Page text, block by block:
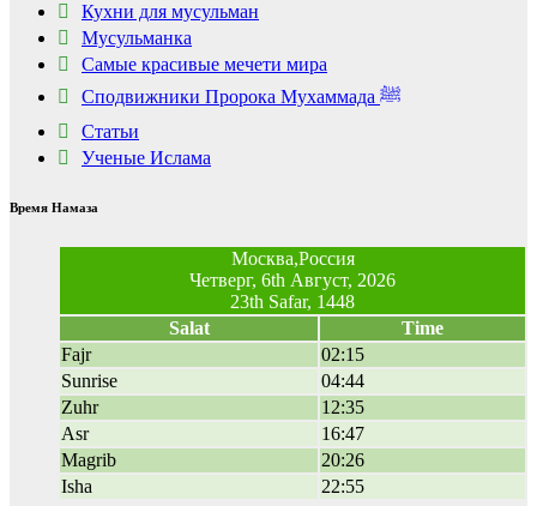
Кухни для мусульман
Мусульманка
Самые красивые мечети мира
Сподвижники Пророка Мухаммада ﷺ
Статьи
Ученые Ислама
Время Намаза
Москва,Россия
Четверг, 6th Август, 2026
23th Safar, 1448
Salat
Time
Fajr
02:15
Sunrise
04:44
Zuhr
12:35
Asr
16:47
Magrib
20:26
Isha
22:55